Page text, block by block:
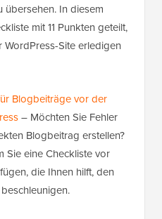
übersehen. In diesem
mit 11 Punkten geteilt,
Site erledigen
Blogbeiträge vor der
– Möchten Sie Fehler
Blogbeitrag erstellen?
Sie eine Checkliste vor
die Ihnen hilft, den